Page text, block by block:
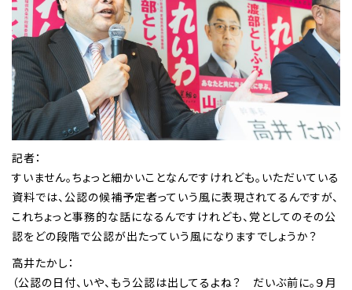
記者：
すいません。ちょっと細かいことなんですけれども。いただいている
資料では、公認の候補予定者っていう風に表現されてるんですが、
これちょっと事務的な話になるんですけれども、党としてのその公
認をどの段階で公認が出たっていう風になりますでしょうか？
高井たかし：
（公認の日付、いや、もう公認は出してるよね？ だいぶ前に。９月